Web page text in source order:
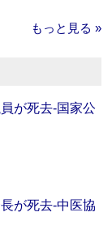
もっと見る »
が死去‐国家公
が死去‐中医協